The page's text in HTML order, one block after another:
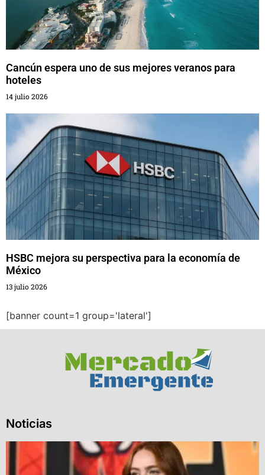
Cancún espera uno de sus mejores veranos para
hoteles
14 julio 2026
HSBC mejora su perspectiva para la economía de
México
13 julio 2026
[banner count=1 group='lateral']
Noticias